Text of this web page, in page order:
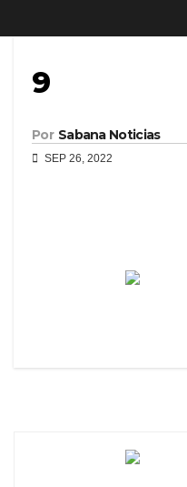
9
Por Sabana Noticias
SEP 26, 2022